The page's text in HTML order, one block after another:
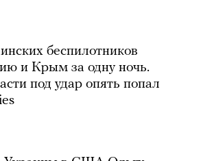
беспилотников
и Крым за одну ночь.
под удар опять попал